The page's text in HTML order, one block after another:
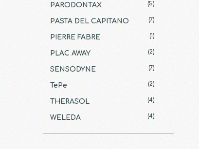
PARODONTAX (5)
PASTA DEL CAPITANO (7)
PIERRE FABRE (1)
PLAC AWAY (2)
SENSODYNE (7)
TePe (2)
THERASOL (4)
WELEDA (4)